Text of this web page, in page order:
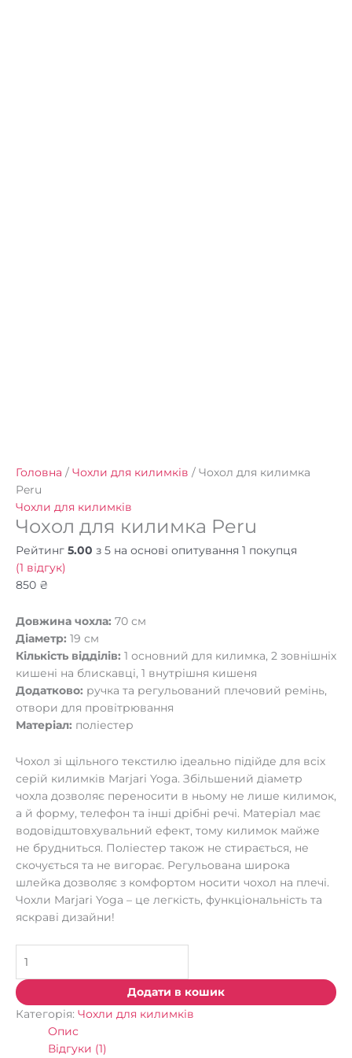
Головна / Чохли для килимків / Чохол для килимка
Peru
Чохли для килимків
Чохол для килимка Peru
Рейтинг 5.00 з 5 на основі опитування 1 покупця
(1 відгук)
850 ₴
Довжина чохла: 70 см
Діаметр: 19 см
Кількість відділів: 1 основний для килимка, 2 зовнішніх
кишені на блискавці, 1 внутрішня кишеня
Додатково: ручка та регульований плечовий ремінь,
отвори для провітрювання
Матеріал: поліестер
Чохол зі щільного текстилю ідеально підійде для всіх
серій килимків Marjari Yoga. Збільшений діаметр
чохла дозволяє переносити в ньому не лише килимок,
а й форму, телефон та інші дрібні речі. Матеріал має
водовідштовхувальний ефект, тому килимок майже
не брудниться. Поліестер також не стирається, не
скочується та не вигорає. Регульована широка
шлейка дозволяє з комфортом носити чохол на плечі.
Чохли Marjari Yoga – це легкість, функціональність та
яскраві дизайни!
Додати в кошик
Категорія: Чохли для килимків
Опис
Відгуки (1)